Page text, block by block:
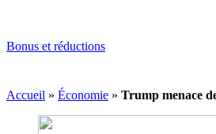
Bonus et réductions
Accueil » Économie » Trump menace